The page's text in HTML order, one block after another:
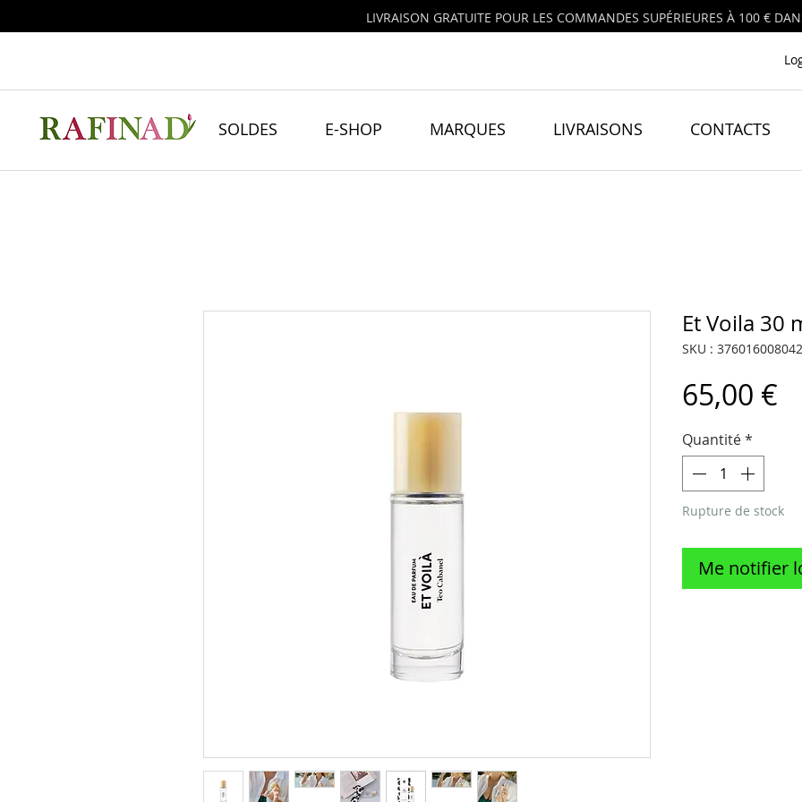
LIVRAISON GRATUITE POUR LES COMMANDES SUPÉRIEURES À 100 €
SOLDES E-SHOP MARQUES LIVRAISONS CONTACTS
Et Voila 30
SKU :
65,00 €
Quantité*
Rupture de stock
Me notifier